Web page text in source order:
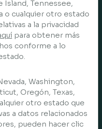
Island, Tennessee,
o cualquier otro estado
a la privacidad
para obtener más
conforme a lo
Washington,
Oregón, Texas,
otro estado que
a datos relacionados
pueden hacer clic